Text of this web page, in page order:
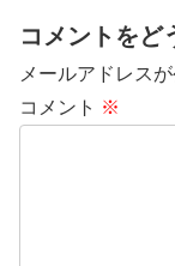
コメントをど
メールアドレス
コメント ※